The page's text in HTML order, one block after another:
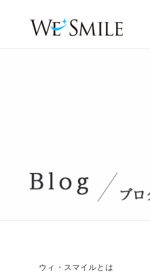
ウィ・スマイルとは